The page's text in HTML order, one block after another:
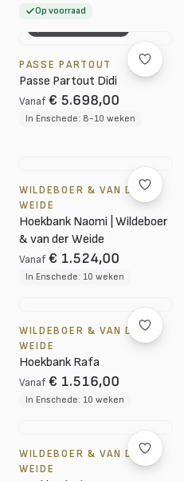
Op voorraad
PASSE PARTOUT
Passe Partout Didi
Vanaf € 5.698,00
In Enschede: 8-10 weken
WILDEBOER & VAN DER
WEIDE
Hoekbank Naomi | Wildeboer
& van der Weide
Vanaf € 1.524,00
In Enschede: 10 weken
WILDEBOER & VAN DER
WEIDE
Hoekbank Rafa
Vanaf € 1.516,00
In Enschede: 10 weken
WILDEBOER & VAN DER
WEIDE